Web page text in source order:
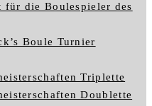
für die Boulespieler des
Boule Turnier
Triplette
Doublette